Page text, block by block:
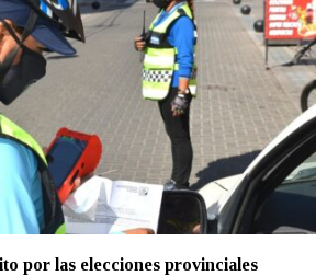
por las elecciones provinciales